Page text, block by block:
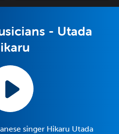
- Utada
singer Hikaru Utada